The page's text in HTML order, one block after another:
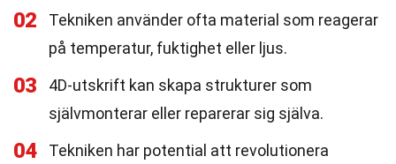
02
Tekniken använder ofta material som reagerar
på temperatur, fuktighet eller ljus.
03
4D-utskrift kan skapa strukturer som
självmonterar eller reparerar sig själva.
04
Tekniken har potential att revolutionera